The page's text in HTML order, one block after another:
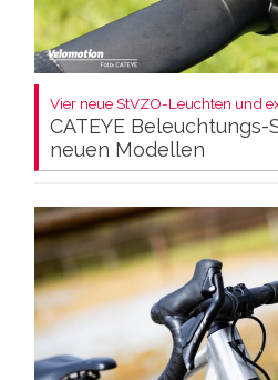
Vier neue StVZO-Leuchten und
CATEYE
neuen Modellen